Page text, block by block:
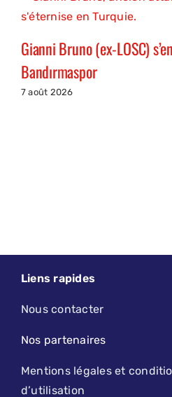
Gianni Bruno (ex-LOSC)
Bandırmaspor
7 août 2026
Liens rapides
Nous contacter
Nos partenaires
Mentions légales et
d’utilisation